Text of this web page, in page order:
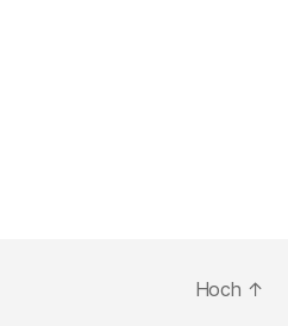
Hoch ↑